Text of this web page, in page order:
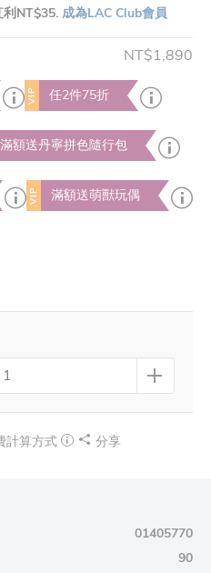
利NT$35. 成為LAC Club會員
NT$1,890
VIP 任2件75折
滿額送丹寧拼色隨行包
VIP 滿額送萌獸玩偶
計算方式 分享
01405770
90